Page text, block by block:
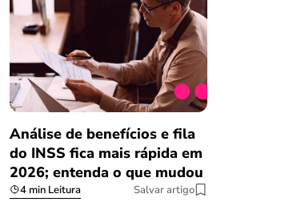
Análise de benefícios e fila
do INSS fica mais rápida em
2026; entenda o que mudou
4 min Leitura Salvar artigo